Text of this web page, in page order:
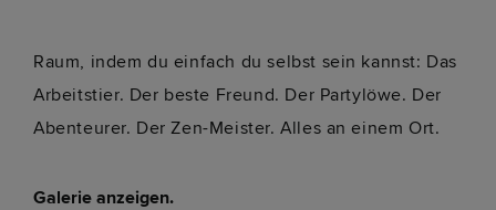
Raum, indem du einfach du selbst sein kannst: Das
Arbeitstier. Der beste Freund. Der Partylöwe. Der
Abenteurer. Der Zen-Meister. Alles an einem Ort.
Galerie anzeigen.